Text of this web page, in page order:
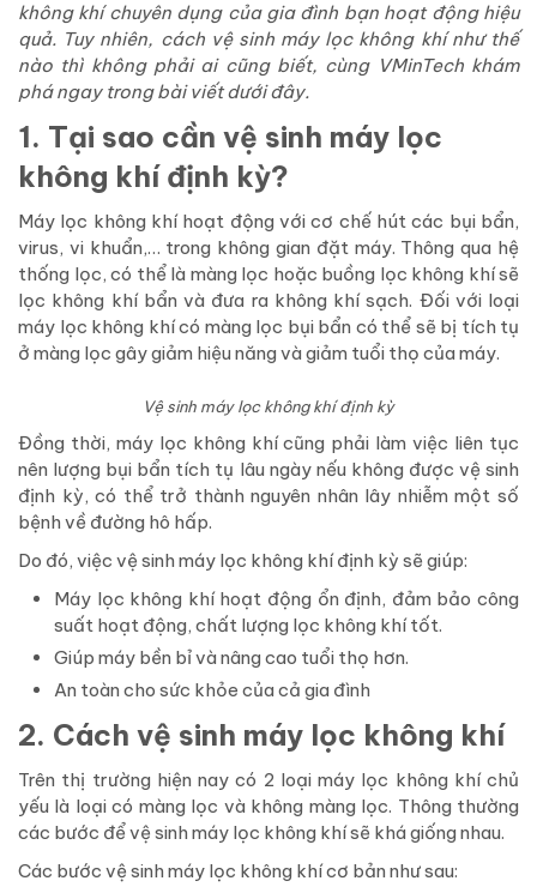
không khí chuyên dụng của gia đình bạn hoạt động hiệu
quả. Tuy nhiên, cách vệ sinh máy lọc không khí như thế
nào thì không phải ai cũng biết, cùng VMinTech khám
phá ngay trong bài viết dưới đây.
1. Tại sao cần vệ sinh máy lọc
không khí định kỳ?
Máy lọc không khí hoạt động với cơ chế hút các bụi bẩn,
virus, vi khuẩn,… trong không gian đặt máy. Thông qua hệ
thống lọc, có thể là màng lọc hoặc buồng lọc không khí sẽ
lọc không khí bẩn và đưa ra không khí sạch. Đối với loại
máy lọc không khí có màng lọc bụi bẩn có thể sẽ bị tích tụ
ở màng lọc gây giảm hiệu năng và giảm tuổi thọ của máy.
Vệ sinh máy lọc không khí định kỳ
Đồng thời, máy lọc không khí cũng phải làm việc liên tục
nên lượng bụi bẩn tích tụ lâu ngày nếu không được vệ sinh
định kỳ, có thể trở thành nguyên nhân lây nhiễm một số
bệnh về đường hô hấp.
Do đó, việc vệ sinh máy lọc không khí định kỳ sẽ giúp:
Máy lọc không khí hoạt động ổn định, đảm bảo công
suất hoạt động, chất lượng lọc không khí tốt.
Giúp máy bền bỉ và nâng cao tuổi thọ hơn.
An toàn cho sức khỏe của cả gia đình
2. Cách vệ sinh máy lọc không khí
Trên thị trường hiện nay có 2 loại máy lọc không khí chủ
yếu là loại có màng lọc và không màng lọc. Thông thường
các bước để vệ sinh máy lọc không khí sẽ khá giống nhau.
Các bước vệ sinh máy lọc không khí cơ bản như sau: